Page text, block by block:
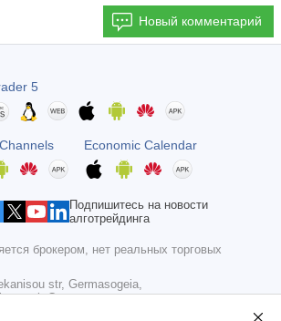
Новый комментарий
5
Economic Calendar
Подпишитесь на новости
алготрейдинга
брокером, нет реальных торговых
str, Germasogeia,
Cyprus